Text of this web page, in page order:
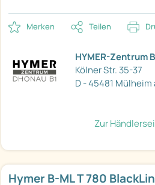
Merken Teilen
HYMER-Zentrum
Kölner Str. 35-37
D - 45481 Mülheim
Zur
Hymer B-ML T 780